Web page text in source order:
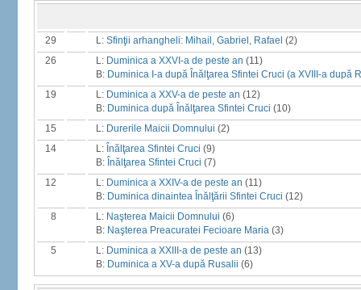
29 L: Sfinţii arhangheli: Mihail, Gabriel, Rafael (2)
26
L: Duminica a XXVI-a de peste an (11)
B: Duminica I-a după Înălţarea Sfintei Cruci (a XVIII-a după
19
L: Duminica a XXV-a de peste an (12)
B: Duminica după Înălţarea Sfintei Cruci (10)
15
L: Durerile Maicii Domnului (2)
14
L: Înălţarea Sfintei Cruci (9)
B: Înălţarea Sfintei Cruci (7)
12
L: Duminica a XXIV-a de peste an (11)
B: Duminica dinaintea Înălţării Sfintei Cruci (12)
8
L: Naşterea Maicii Domnului (6)
B: Naşterea Preacuratei Fecioare Maria (3)
5
L: Duminica a XXIII-a de peste an (13)
B: Duminica a XV-a după Rusalii (6)